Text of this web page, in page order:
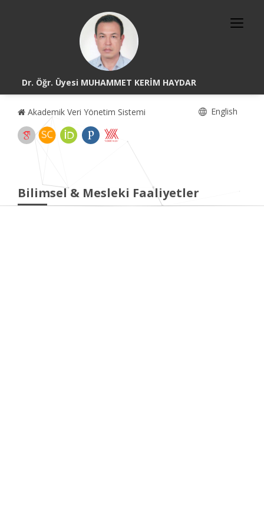
Dr. Öğr. Üyesi MUHAMMET KERİM HAYDAR
Akademik Veri Yönetim Sistemi English
Bilimsel & Mesleki Faaliyetler